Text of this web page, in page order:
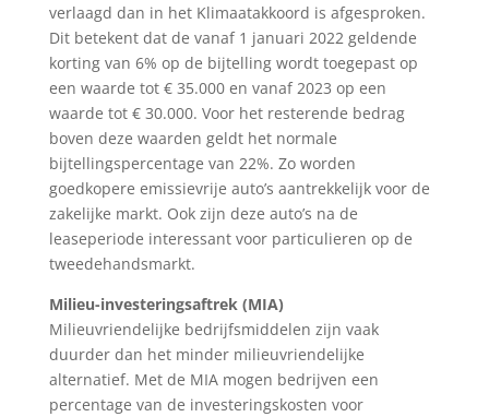
verlaagd dan in het Klimaatakkoord is afgesproken.
Dit betekent dat de vanaf 1 januari 2022 geldende
korting van 6% op de bijtelling wordt toegepast op
een waarde tot € 35.000 en vanaf 2023 op een
waarde tot € 30.000. Voor het resterende bedrag
boven deze waarden geldt het normale
bijtellingspercentage van 22%. Zo worden
goedkopere emissievrije auto’s aantrekkelijk voor de
zakelijke markt. Ook zijn deze auto’s na de
leaseperiode interessant voor particulieren op de
tweedehandsmarkt.
Milieu-investeringsaftrek (MIA)
Milieuvriendelijke bedrijfsmiddelen zijn vaak
duurder dan het minder milieuvriendelijke
alternatief. Met de MIA mogen bedrijven een
percentage van de investeringskosten voor